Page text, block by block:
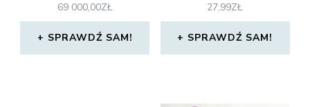
69 000,00ZŁ
SPRAWDŹ SAM!
27,99ZŁ
SPRAWDŹ SAM!